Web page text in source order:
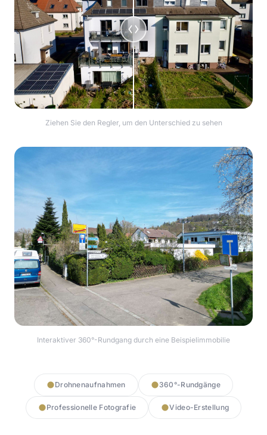
Ziehen Sie den Regler, um den Unterschied zu sehen
Interaktiver 360°-Rundgang durch eine Beispielimmobilie
Drohnenaufnahmen 360°-Rundgänge
Professionelle Fotografie Video-Erstellung